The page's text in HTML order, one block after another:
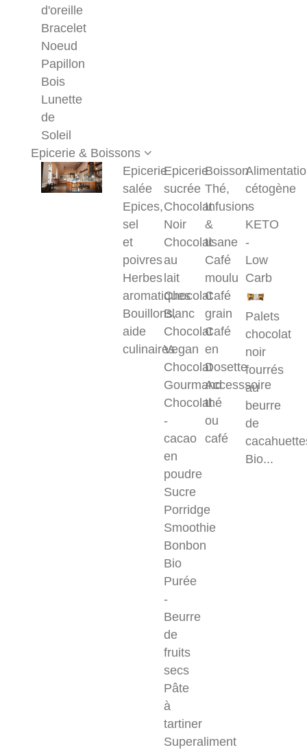
d'oreille
Bracelet
Noeud
Papillon
Bois
Lunette
de
Soleil
Epicerie & Boissons
Epicerie
salée
Epices,
sel
et
poivres
Herbes
aromatiques
Bouillons,
aide
culinaires
Epicerie
sucrée
Chocolat
Noir
Chocolat
au
lait
Chocolat
Blanc
Chocolat
Vegan
Chocolat
Gourmand
Chocolat
-
cacao
en
poudre
Sucre
Porridge
Smoothie
Bonbon
Bio
Purée
-
Beurre
de
fruits
secs
Pâte
à
tartiner
Superaliment
Boisson
Thé,
Infusions
&
tisane
Café
moulu
Café
grain
Café
en
Dosette
Accesssoire
thé
ou
café
cétogène
-
KETO
-
Low
Carb
Palets
chocolat
noir
fourrés
au
beurre
de
Bio...